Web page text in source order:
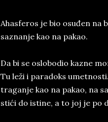
Ahasferos je bio osuđen na
saznanje kao na pakao.
Da bi se oslobodio kazne
Tu leži i paradoks
traganje kao na pakao, na
stići do istine, a to joj je po